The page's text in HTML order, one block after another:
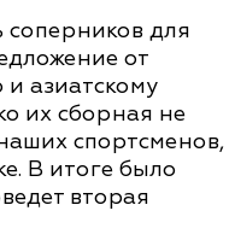
соперников для
от
азиатскому
их сборная не
спортсменов,
В итоге было
вторая